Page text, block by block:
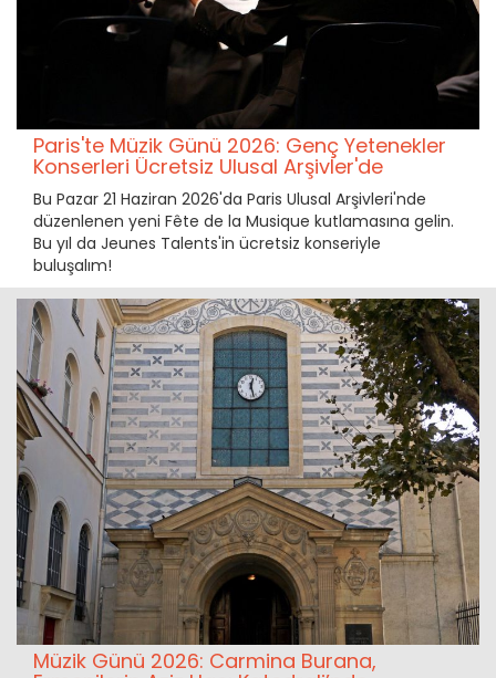
Paris'te Müzik Günü 2026: Genç Yetenekler
Konserleri Ücretsiz Ulusal Arşivler'de
Bu Pazar 21 Haziran 2026'da Paris Ulusal Arşivleri'nde
düzenlenen yeni Fête de la Musique kutlamasına gelin.
Bu yıl da Jeunes Talents'in ücretsiz konseriyle
buluşalım!
Müzik Günü 2026: Carmina Burana,